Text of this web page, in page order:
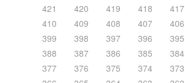
421
420 419 418 417
410
409 408 407 406
399
398 397 396 395
388
387 386 385 384
377
376 375 374 373